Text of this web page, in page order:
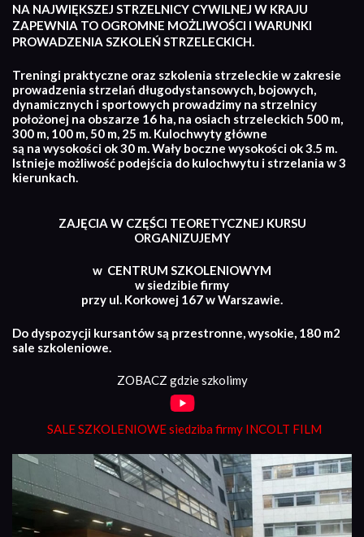
NA NAJWIĘKSZEJ STRZELNICY CYWILNEJ W KRAJU
ZAPEWNIA TO OGROMNE MOŻLIWOŚCI I WARUNKI
PROWADZENIA SZKOLEŃ STRZELECKICH.
Treningi praktyczne oraz szkolenia strzeleckie w zakresie
prowadzenia strzelań długodystansowych, bojowych,
dynamicznych i sportowych prowadzimy na strzelnicy
położonej na obszarze 16 ha, na osiach strzeleckich 500 m,
300 m, 100 m, 50 m, 25 m. Kulochwyty główne
są na wysokości ok 30 m. Wały boczne wysokości ok 3.5 m.
Istnieje możliwość podejścia do kulochwytu i strzelania w 3
kierunkach.
ZAJĘCIA W CZĘŚCI TEORETYCZNEJ KURSU
ORGANIZUJEMY
w CENTRUM SZKOLENIOWYM
w siedzibie firmy
przy ul. Korkowej 167 w Warszawie.
Do dyspozycji kursantów są przestronne, wysokie, 180 m2
sale szkoleniowe.
ZOBACZ gdzie szkolimy
SALE SZKOLENIOWE siedziba firmy INCOLT FILM